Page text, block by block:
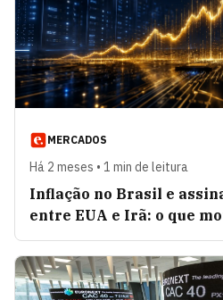
MERCADOS
Há 2 meses • 1 min de leitura
Inflação no Brasil e
entre EUA e Irã: o que